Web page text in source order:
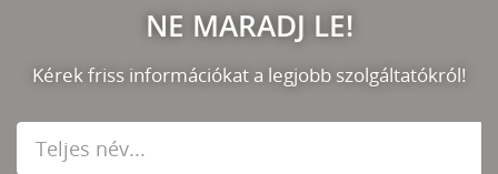
NE MARADJ LE!
Kérek friss információkat a legjobb szolgáltatókról!